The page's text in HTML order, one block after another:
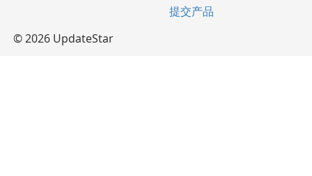
提交产品
© 2026 UpdateStar